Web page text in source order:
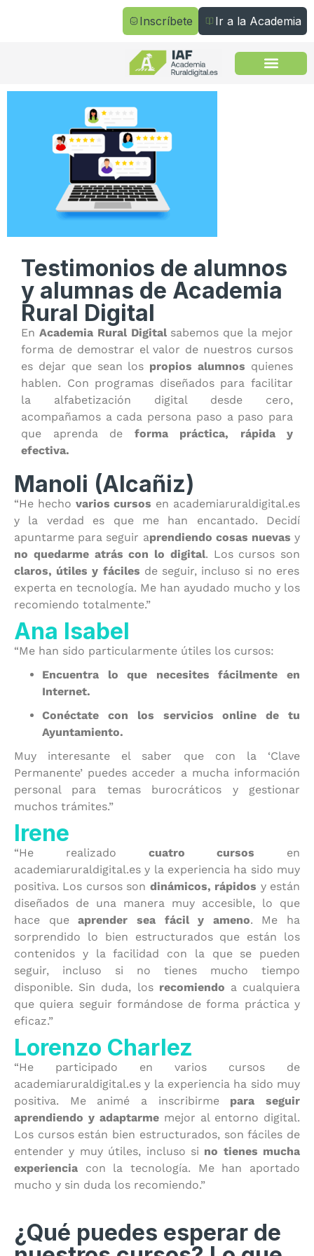
Inscríbete Ir a la Academia
Testimonios de alumnos
y alumnas de Academia
Rural Digital
En Academia Rural Digitalsabemos que la mejor
forma de demostrar el valor de nuestros cursos
es dejar que sean los propios alumnos quienes
hablen. Con programas diseñados para facilitar
la alfabetización digital desde cero,
acompañamos a cada persona paso a paso para
que aprenda de forma práctica, rápida y
efectiva.
Manoli (Alcañiz)
“He hecho varios cursos en academiaruraldigital.es
y la verdad es que me han encantado. Decidí
apuntarme para seguir aprendiendo cosas nuevas y
no quedarme atrás con lo digital. Los cursos son
claros, útiles y fáciles de seguir, incluso si no eres
experta en tecnología. Me han ayudado mucho y los
recomiendo totalmente.”
Ana Isabel
“Me han sido particularmente útiles los cursos:
Encuentra lo que necesites fácilmente en
Internet.
Conéctate con los servicios online de tu
Ayuntamiento.
Muy interesante el saber que con la ‘Clave
Permanente’ puedes acceder a mucha información
personal para temas burocráticos y gestionar
muchos trámites.”
Irene
“He realizado cuatro cursos en
academiaruraldigital.es y la experiencia ha sido muy
positiva. Los cursos son dinámicos, rápidos y están
diseñados de una manera muy accesible, lo que
hace queaprender sea fácil y ameno. Me ha
sorprendido lo bien estructurados que están los
contenidos y la facilidad con la que se pueden
seguir, incluso si no tienes mucho tiempo
disponible. Sin duda, los recomiendo a cualquiera
que quiera seguir formándose de forma práctica y
eficaz.”
Lorenzo Charlez
“He participado en varios cursos de
academiaruraldigital.es y la experiencia ha sido muy
positiva. Me animé a inscribirme para seguir
aprendiendo y adaptarme mejor al entorno digital.
Los cursos están bien estructurados, son fáciles de
entender y muy útiles, incluso si no tienes mucha
experiencia con la tecnología. Me han aportado
mucho y sin duda los recomiendo.”
¿Qué puedes esperar de